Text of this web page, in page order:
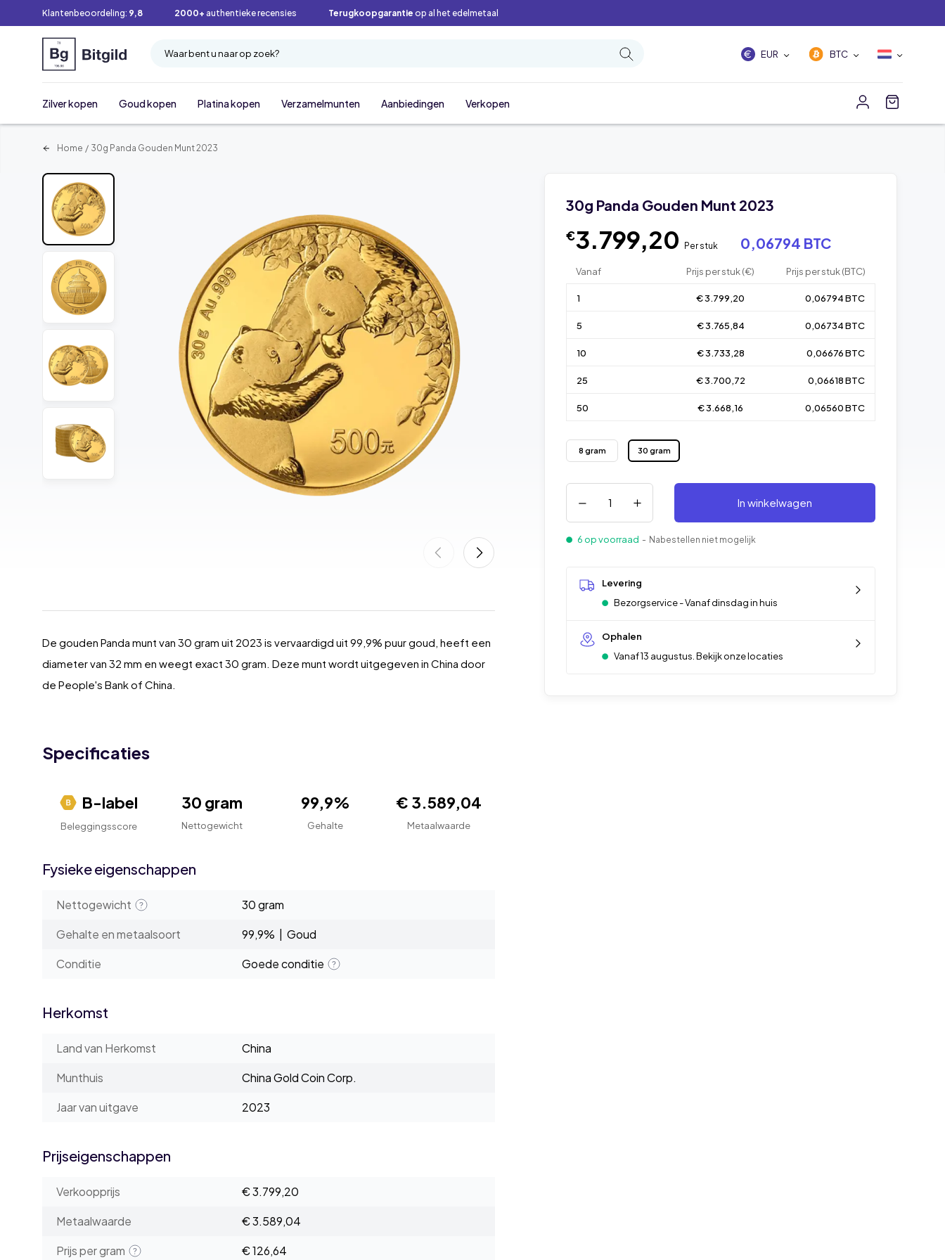
Klantenbeoordeling: 9,8 2000+ authentieke recensies Terugkoopgarantie op al het edelmetaal
Waar bent u naar op zoek? EUR BTC
Zilver kopen Goud kopen Platina kopen Verzamelmunten Aanbiedingen Verkopen
Home / 30g Panda Gouden Munt 2023
30g Panda Gouden Munt 2023
€3.799,20 Per stuk 0,06794 BTC
Vanaf Prijs per stuk (€) Prijs per stuk (BTC)
1 € 3.799,20 0,06794 BTC
5 € 3.765,84 0,06734 BTC
10 € 3.733,28 0,06676 BTC
25 € 3.700,72 0,06618 BTC
50 € 3.668,16 0,06560 BTC
8 gram 30 gram
In winkelwagen
6 op voorraad - Nabestellen niet mogelijk
Levering
Bezorgservice - Vanaf dinsdag in huis
Ophalen
Vanaf 13 augustus. Bekijk onze locaties
De gouden Panda munt van 30 gram uit 2023 is vervaardigd uit 99,9% puur goud, heeft een
diameter van 32 mm en weegt exact 30 gram. Deze munt wordt uitgegeven in China door
de People's Bank of China.
Specificaties
B-label
Beleggingsscore
30 gram
Nettogewicht
99,9%
Gehalte
€ 3.589,04
Metaalwaarde
Fysieke eigenschappen
Nettogewicht
30 gram
Gehalte en metaalsoort
99,9% | Goud
Conditie
Goede conditie
Herkomst
Land van Herkomst
China
Munthuis
China Gold Coin Corp.
Jaar van uitgave
2023
Prijseigenschappen
Verkoopprijs
€ 3.799,20
Metaalwaarde
€ 3.589,04
Prijs per gram
€ 126,64